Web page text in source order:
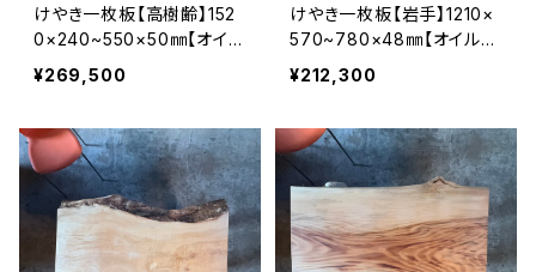
けやき一枚板【高樹齢】152
0×240~550×50㎜【オイル
塗装 仕上げ済み】
¥269,500
けやき一枚板【岩手】1210×
570~780×48㎜【オイル塗
装 仕上げ済み】
¥212,300